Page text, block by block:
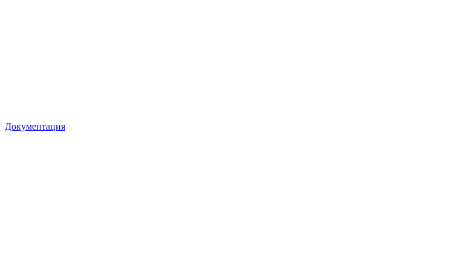
Документация